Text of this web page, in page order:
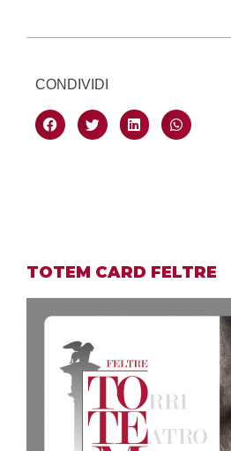
CONDIVIDI
TOTEM CARD FELTRE